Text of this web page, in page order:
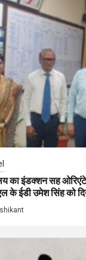
का इंडक्शन सह
के ईडी उमेश सिंह को